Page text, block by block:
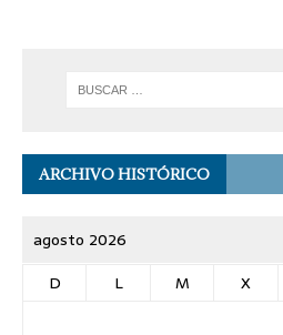
ARCHIVO HISTÓRICO
agosto 2026
D
L M X